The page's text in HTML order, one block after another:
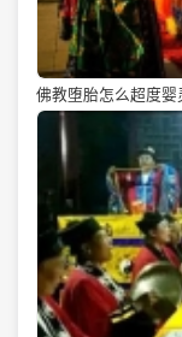
佛教堕胎怎么超度婴